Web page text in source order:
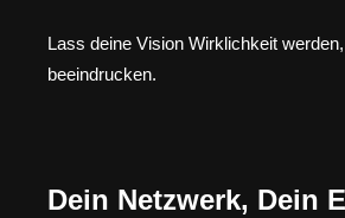
Lass deine Vision Wirklichkeit
beeindrucken.
Dein Netzwerk, Dein